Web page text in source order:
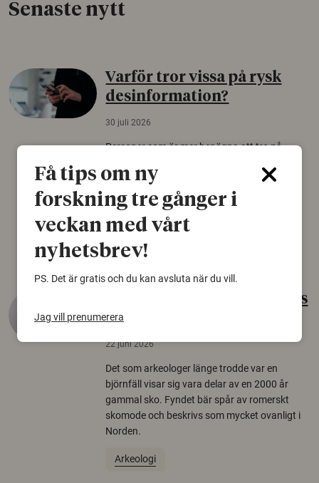
Senaste nytt
Varför tror vissa på rysk
desinformation?
30 juli 2026
Personer som är mer benägna att tro på
för rysk desinformation. Det visar en studie
från Försvarshögskolan med deltagare i fyra
europeiska länder.
Gammalt skinn var Sveriges
äldsta sko
22 juni 2026
Det som arkeologer länge trodde var en
björnfäll visar sig vara delar av en 2000 år
gammal sko. Fyndet bär spår av romerskt
skomode och beskrivs som mycket ovanligt i
Norden.
Arkeologi
Få tips om ny
forskning tre gånger i
veckan med vårt
nyhetsbrev!
PS. Det är gratis och du kan avsluta när du vill.
Jag vill prenumerera